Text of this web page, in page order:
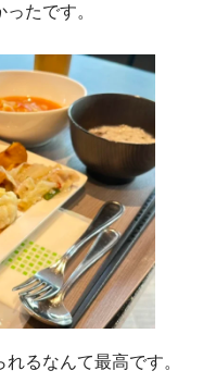
たです。
るなんて最高です。